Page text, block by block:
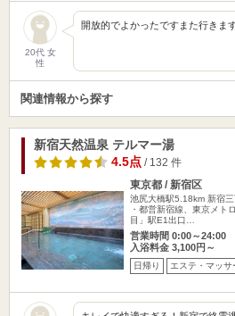
20代 女
性
開放的でよかったですまた行きま
関連情報から探す
新宿天然温泉 テルマー湯
4.5点/ 132 件
東京都 / 新宿区
池尻大橋駅5.18km 新宿
・都営新宿線、東京メト
目」駅E1出口…
営業時間 0:00～24:00
入浴料金 3,100円～
日帰り エステ・マッサ